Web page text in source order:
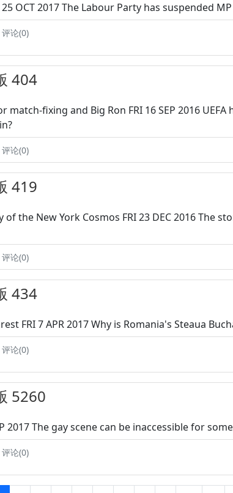
OCT 2017 The Labour Party has suspended
论(0)
404
match-fixing and Big Ron FRI 16 SEP 2016
论(0)
419
of the New York Cosmos FRI 23 DEC 2016 The
论(0)
434
FRI 7 APR 2017 Why is Romania's Steaua
论(0)
5260
2017 The gay scene can be inaccessible for
论(0)